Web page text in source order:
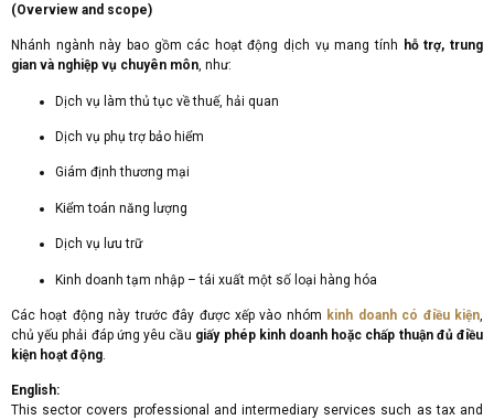
(Overview and scope)
Nhánh ngành này bao gồm các hoạt động dịch vụ mang tính hỗ trợ, trung
gian và nghiệp vụ chuyên môn, như:
Dịch vụ làm thủ tục về thuế, hải quan
Dịch vụ phụ trợ bảo hiểm
Giám định thương mại
Kiểm toán năng lượng
Dịch vụ lưu trữ
Kinh doanh tạm nhập – tái xuất một số loại hàng hóa
Các hoạt động này trước đây được xếp vào nhóm kinh doanh có điều kiện,
chủ yếu phải đáp ứng yêu cầu giấy phép kinh doanh hoặc chấp thuận đủ điều
kiện hoạt động.
English:
This sector covers professional and intermediary services such as tax and